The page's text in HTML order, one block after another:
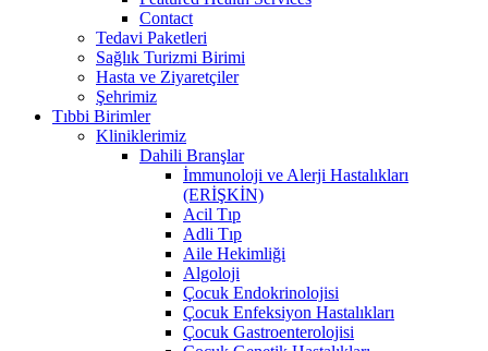
Contact
Tedavi Paketleri
Sağlık Turizmi Birimi
Hasta ve Ziyaretçiler
Şehrimiz
Tıbbi Birimler
Kliniklerimiz
Dahili Branşlar
İmmunoloji ve Alerji Hastalıkları
(ERİŞKİN)
Acil Tıp
Adli Tıp
Aile Hekimliği
Algoloji
Çocuk Endokrinolojisi
Çocuk Enfeksiyon Hastalıkları
Çocuk Gastroenterolojisi